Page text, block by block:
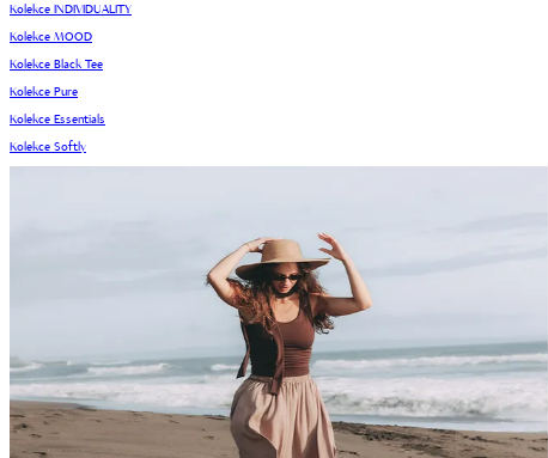
Kolekce INDIVIDUALITY
Kolekce MOOD
Kolekce Black Tee
Kolekce Pure
Kolekce Essentials
Kolekce Softly